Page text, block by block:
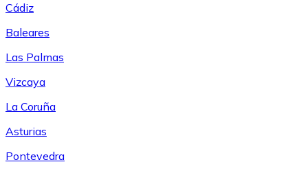
Cádiz
Baleares
Las Palmas
Vizcaya
La Coruña
Asturias
Pontevedra